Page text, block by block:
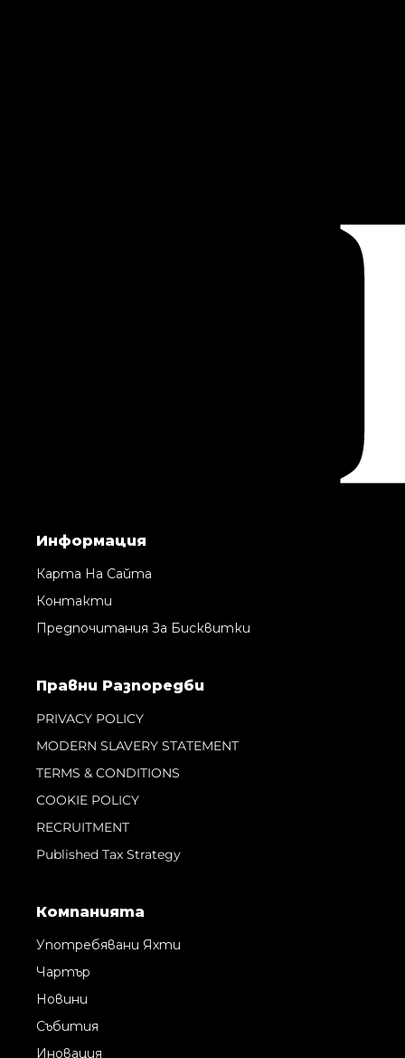
Информация
Карта На Сайта
Контакти
Предпочитания За Бисквитки
Правни Pазпоредби
PRIVACY POLICY
MODERN SLAVERY STATEMENT
TERMS & CONDITIONS
COOKIE POLICY
RECRUITMENT
Published Tax Strategy
Компанията
Употребявани Яхти
Чартър
Новини
Събития
Иновация